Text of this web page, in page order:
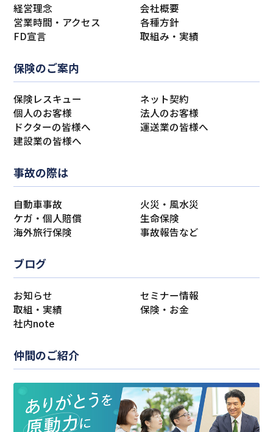
経営理念
会社概要
営業時間・アクセス
各種方針
FD宣言
取組み・実績
保険のご案内
保険レスキュー
ネット契約
個人のお客様
法人のお客様
ドクターの皆様へ
運送業の皆様へ
建設業の皆様へ
事故の際は
自動車事故
火災・風水災
ケガ・個人賠償
生命保険
海外旅行保険
事故報告など
ブログ
お知らせ
セミナー情報
取組・実績
保険・お金
社内note
仲間のご紹介